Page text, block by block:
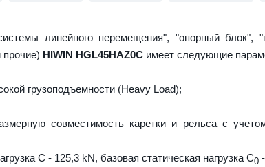
линейного перемещения", "опорный блок",
HIWIN HGL45HAZ0C имеет следующие
грузоподъемности (Heavy Load);
совместимость каретки и рельса с
C - 125,3 kN, базовая статическая нагрузка С0